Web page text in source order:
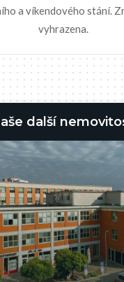
a víkendového stání.
vyhrazena.
další